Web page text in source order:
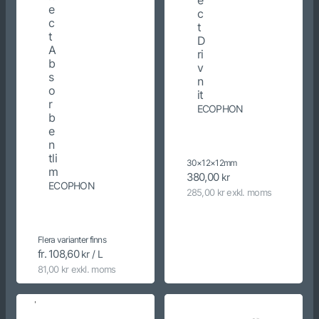
e
c
t
A
b
s
o
r
b
e
n
tli
m
ECOPHON
Flera varianter finns
fr. 108,60kr / L
81,00 kr exkl. moms
c
t
D
ri
v
n
it
ECOPHON
30×12×12mm
380,00 kr
285,00 kr exkl. moms